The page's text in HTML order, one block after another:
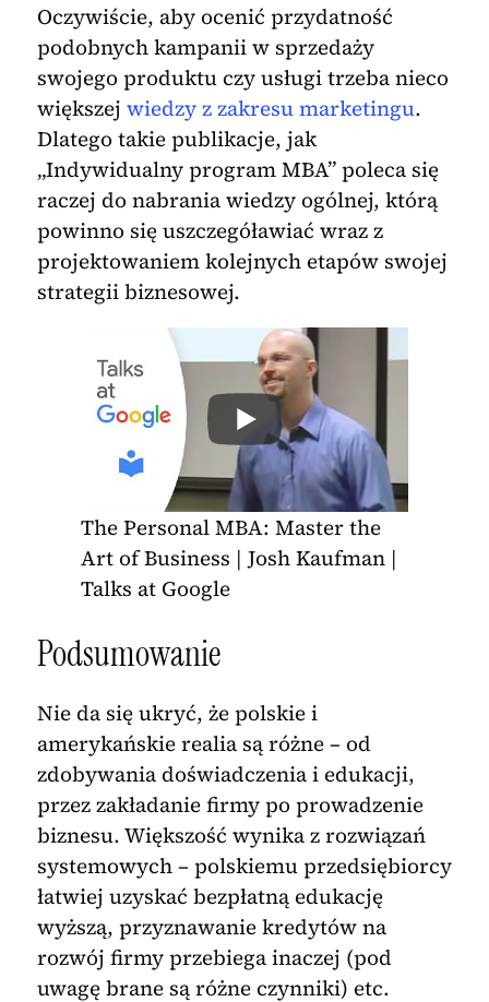
Oczywiście, aby ocenić przydatność
podobnych kampanii w sprzedaży
swojego produktu czy usługi trzeba nieco
większej wiedzy z zakresu marketingu.
Dlatego takie publikacje, jak
„Indywidualny program MBA” poleca się
raczej do nabrania wiedzy ogólnej, którą
powinno się uszczegóławiać wraz z
projektowaniem kolejnych etapów swojej
strategii biznesowej.
The Personal MBA: Master the
Art of Business | Josh Kaufman |
Talks at Google
Podsumowanie
Nie da się ukryć, że polskie i
amerykańskie realia są różne – od
zdobywania doświadczenia i edukacji,
przez zakładanie firmy po prowadzenie
biznesu. Większość wynika z rozwiązań
systemowych – polskiemu przedsiębiorcy
łatwiej uzyskać bezpłatną edukację
wyższą, przyznawanie kredytów na
rozwój firmy przebiega inaczej (pod
uwagę brane są różne czynniki) etc.